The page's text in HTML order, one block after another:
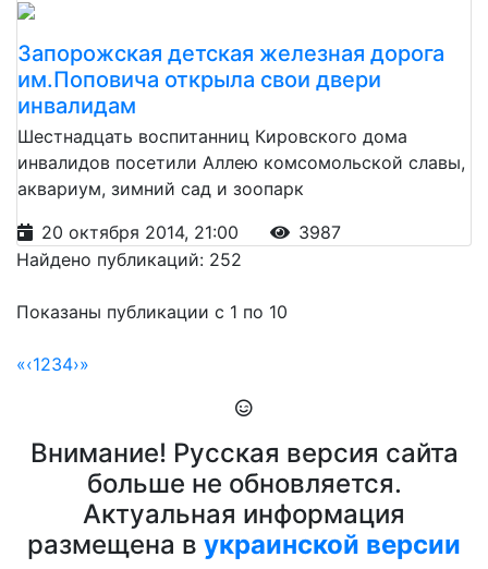
Запорожская детская железная дорога
им.Поповича открыла свои двери
инвалидам
Шестнадцать воспитанниц Кировского дома
инвалидов посетили Аллею комсомольской славы,
аквариум, зимний сад и зоопарк
20 октября 2014, 21:00
3987
Найдено публикаций: 252
Показаны публикации с 1 по 10
«‹1234›»
Внимание! Русская версия сайта
больше не обновляется.
Актуальная информация
размещена в украинской версии